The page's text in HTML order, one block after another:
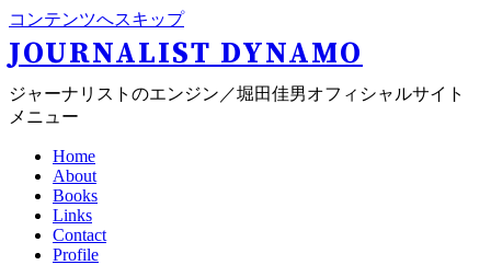
コンテンツへスキップ
JOURNALIST DYNAMO
ジャーナリストのエンジン／堀田佳男オフィシャルサイト
メニュー
Home
About
Books
Links
Contact
Profile